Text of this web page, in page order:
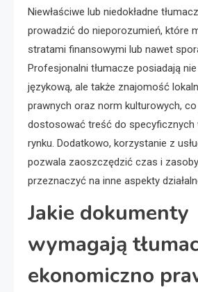
Niewłaściwe lub niedokładne
prowadzić do nieporozumień, które
stratami finansowymi lub nawet
Profesjonalni tłumacze posiadają
językową, ale także znajomość
prawnych oraz norm kulturowych,
dostosować treść do specyficznych
rynku. Dodatkowo, korzystanie z
pozwala zaoszczędzić czas i
przeznaczyć na inne aspekty
Jakie dokumenty
wymagają
ekonomiczno